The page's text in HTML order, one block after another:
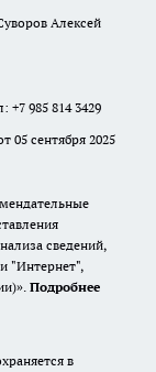
Алексей
985 814 3429
05 сентября 2025
сведений,
"Интернет",
Подробнее
в